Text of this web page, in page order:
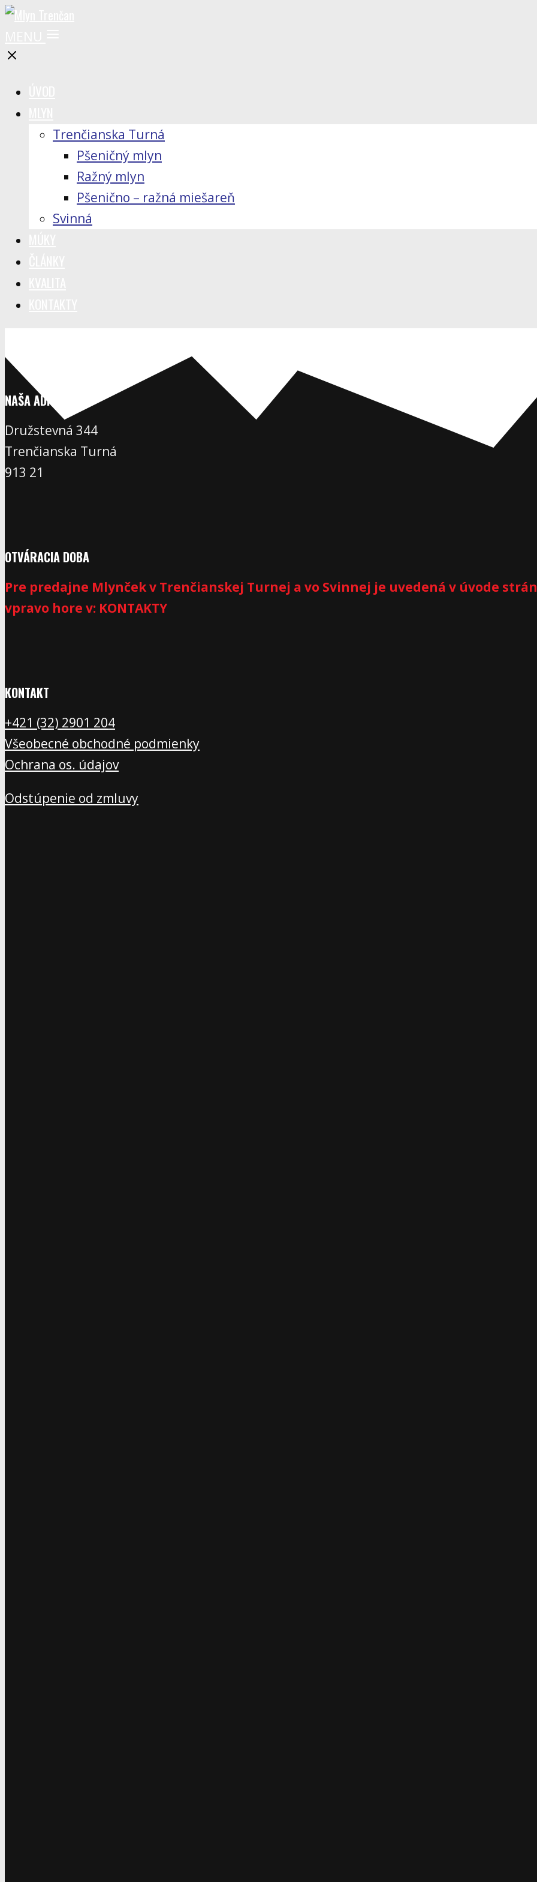
Trenčianska Turná
Pšeničný mlyn
Ražný mlyn
Pšenično – ražná miešareň
Svinná
NAŠA ADRESA
Družstevná 344
Trenčianska Turná
913 21
OTVÁRACIA DOBA
Pre predajne Mlynček v Trenčianskej Turnej a vo Svinnej je uvedená v úvode
vpravo hore v: KONTAKTY
KONTAKT
+421 (32) 2901 204
Všeobecné obchodné podmienky
Ochrana os. údajov
Odstúpenie od zmluvy